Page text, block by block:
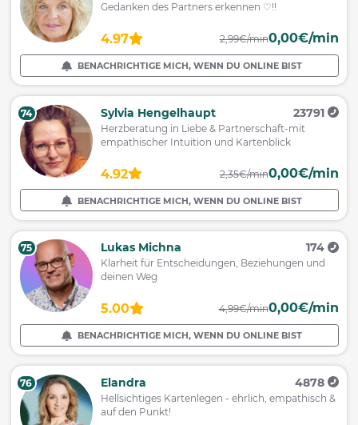
Gedanken des Partners erkennen ♡!!
4.97 2,99€/min0,00€/min
BENACHRICHTIGE MICH, WENN DU ONLINE BIST
74 Sylvia Hengelhaupt 23791
Herzberatung in Liebe & Partnerschaft-mit
empathischer Intuition und Kartenblick
4.92 2,35€/min0,00€/min
BENACHRICHTIGE MICH, WENN DU ONLINE BIST
75 Lukas Michna 174
Klarheit für Entscheidungen, Beziehungen und
deinen Weg
5.00 4,99€/min0,00€/min
BENACHRICHTIGE MICH, WENN DU ONLINE BIST
76 Elandra 4878
Hellsichtiges Kartenlegen - ehrlich, empathisch &
auf den Punkt!